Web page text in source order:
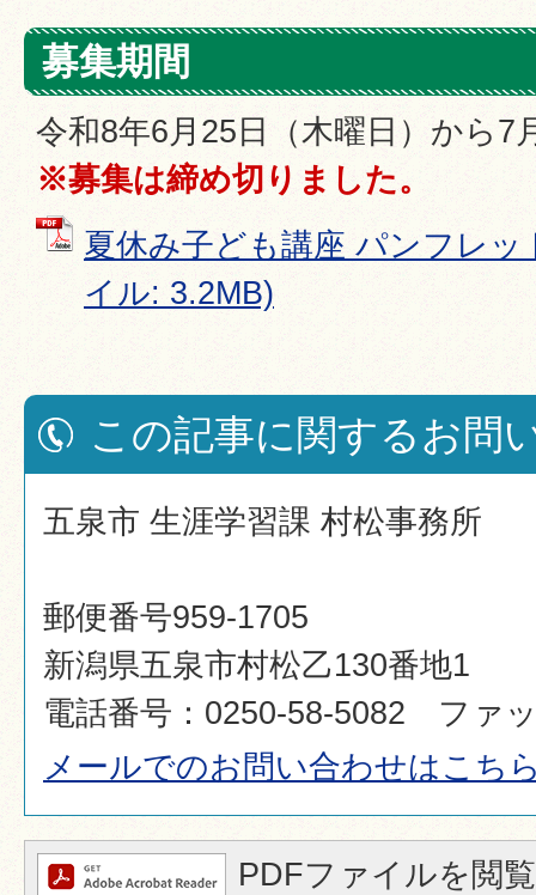
募集期間
令和8年6月25日（木曜日）から7
※募集は締め切りました。
夏休み子ども講座 パンフレ
イル: 3.2MB)
この記事に関するお問
五泉市 生涯学習課 村松事務所
郵便番号959-1705
新潟県五泉市村松乙130番地1
電話番号：0250-58-5082 ファ
メールでのお問い合わせはこち
PDFファイルを閲